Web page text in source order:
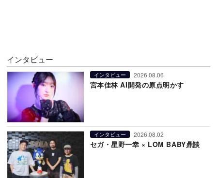
インタビュー
インタビュー 2026.08.06
宮本佳林 AI開発の原点明かす
インタビュー 2026.08.02
セガ・星野一幸 × LOM BABY鼎談